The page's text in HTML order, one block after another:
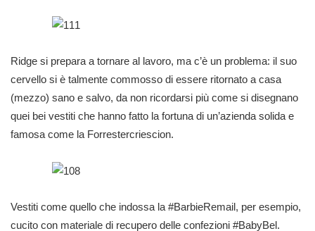
Ridge si prepara a tornare al lavoro, ma c’è un problema: il suo
cervello si è talmente commosso di essere ritornato a casa
(mezzo) sano e salvo, da non ricordarsi più come si disegnano
quei bei vestiti che hanno fatto la fortuna di un’azienda solida e
famosa come la Forrestercriescion.
Vestiti come quello che indossa la #BarbieRemail, per esempio,
cucito con materiale di recupero delle confezioni #BabyBel.